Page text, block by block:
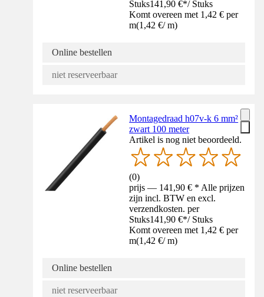
Stuks141,90 €*/ Stuks
Komt overeen met 1,42 € per
m(1,42 €/ m)
Online bestellen
niet reserveerbaar
Montagedraad h07v-k 6 mm²
zwart 100 meter
Artikel is nog niet beoordeeld.
(0)
prijs — 141,90 € * Alle prijzen
zijn incl. BTW en excl.
verzendkosten. per
Stuks141,90 €*/ Stuks
Komt overeen met 1,42 € per
m(1,42 €/ m)
Online bestellen
niet reserveerbaar